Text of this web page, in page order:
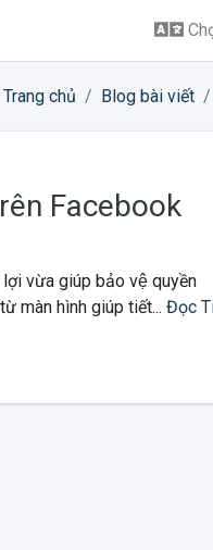
Trang chủ Blog bài viết
Facebook
vừa giúp bảo vệ quyền
màn hình giúp tiết... Đọc